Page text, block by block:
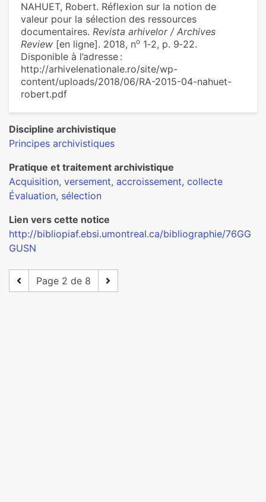
NAHUET, Robert. Réflexion sur la notion de
valeur pour la sélection des ressources
documentaires. Revista arhivelor / Archives
Review [en ligne]. 2018, no 1‑2, p. 9‑22.
Disponible à l’adresse :
http://arhivelenationale.ro/site/wp-
content/uploads/2018/06/RA-2015-04-nahuet-
robert.pdf
Discipline archivistique
Principes archivistiques
Pratique et traitement archivistique
Acquisition, versement, accroissement, collecte
Évaluation, sélection
Lien vers cette notice
http://bibliopiaf.ebsi.umontreal.ca/bibliographie/76GG
GUSN
Page 2 de 8